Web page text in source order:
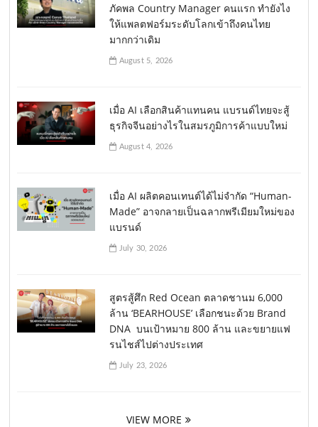
ภัคพล Country Manager คนแรก ทำยังไง
ให้แพลตฟอร์มระดับโลกเข้าถึงคนไทย
มากกว่าเดิม
August 5, 2026
เมื่อ AI เลือกสินค้าแทนคน แบรนด์ไทยจะสู้
ธุรกิจจีนอย่างไรในสมรภูมิการค้าแบบใหม่
August 4, 2026
เมื่อ AI ผลิตคอนเทนต์ได้ไม่จำกัด “Human-
Made” อาจกลายเป็นฉลากพรีเมียมใหม่ของ
แบรนด์
July 30, 2026
สูตรสู้ศึก Red Ocean ตลาดชานม 6,000
ล้าน ‘BEARHOUSE’ เลือกชนะด้วย Brand
DNA บนเป้าหมาย 800 ล้าน และขยายแฟ
รนไชส์ไปต่างประเทศ
July 23, 2026
VIEW MORE